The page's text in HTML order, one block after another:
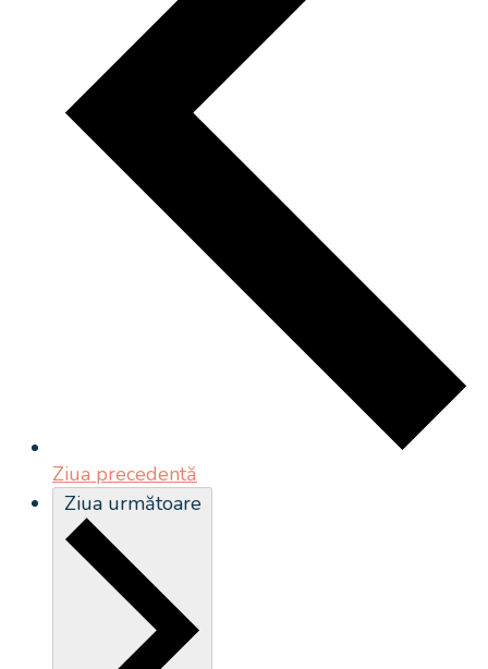
Ziua precedentă
Ziua următoare